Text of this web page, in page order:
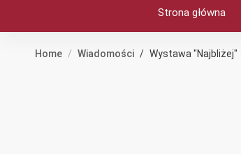
Strona główna
Home Wiadomości Wystawa "Najbliżej"